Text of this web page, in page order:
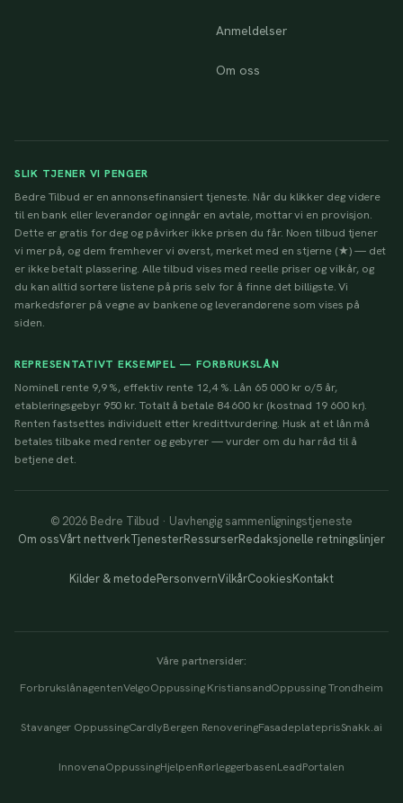
Anmeldelser
Om oss
SLIK TJENER VI PENGER
Bedre Tilbud er en annonsefinansiert tjeneste. Når du klikker deg videre
til en bank eller leverandør og inngår en avtale, mottar vi en provisjon.
Dette er gratis for deg og påvirker ikke prisen du får. Noen tilbud tjener
vi mer på, og dem fremhever vi øverst, merket med en stjerne (★) — det
er ikke betalt plassering. Alle tilbud vises med reelle priser og vilkår, og
du kan alltid sortere listene på pris selv for å finne det billigste. Vi
markedsfører på vegne av bankene og leverandørene som vises på
siden.
REPRESENTATIVT EKSEMPEL — FORBRUKSLÅN
Nominell rente 9,9 %, effektiv rente 12,4 %. Lån 65 000 kr o/5 år,
etableringsgebyr 950 kr. Totalt å betale 84 600 kr (kostnad 19 600 kr).
Renten fastsettes individuelt etter kredittvurdering. Husk at et lån må
betales tilbake med renter og gebyrer — vurder om du har råd til å
betjene det.
© 2026 Bedre Tilbud · Uavhengig sammenligningstjeneste
Om ossVårt nettverkTjenesterRessurserRedaksjonelle retningslinjer
Kilder & metodePersonvernVilkårCookiesKontakt
Våre partnersider:
ForbrukslånagentenVelgoOppussing KristiansandOppussing Trondheim
Stavanger OppussingCardlyBergen RenoveringFasadeplateprisSnakk.ai
InnovenaOppussingHjelpenRørleggerbasenLeadPortalen